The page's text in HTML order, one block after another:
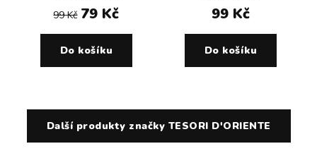
99 Kč 79 Kč
Do košíku
99 Kč
Do košíku
Další produkty značky TESORI D'ORIENTE